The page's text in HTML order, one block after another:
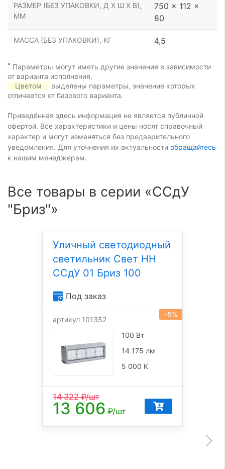
РАЗМЕР (БЕЗ УПАКОВКИ, Д Х Ш Х В),
ММ
750 x 112 x
80
МАССА (БЕЗ УПАКОВКИ), КГ 4,5
* Параметры могут иметь другие значения в зависимости
от варианта исполнения.
Цветом
выделены параметры, значение которых
отличается от базового варианта.
Приведённая здесь информация не является публичной
офертой. Все характеристики и цены носят справочный
характер и могут изменяться без предварительного
уведомления. Для уточнения их актуальности обращайтесь
к нашим менеджерам.
Все товары в серии «ССдУ
"Бриз"»
Уличный светодиодный
светильник Свет НН
ССдУ 01 Бриз 100
Под заказ
-5%
артикул 101352
100 Вт
14 175 лм
5 000 К
14 322₽/шт
13 606 ₽/шт